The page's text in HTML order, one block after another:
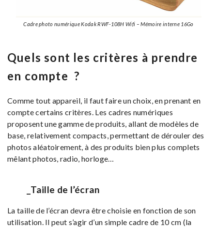
Cadre photo numérique Kodak RWF-108H Wifi – Mémoire interne 16Go
Quels sont les critères à prendre
en compte ?
Comme tout appareil, il faut faire un choix, en prenant en
compte certains critères. Les cadres numériques
proposent une gamme de produits, allant de modèles de
base, relativement compacts, permettant de dérouler des
photos aléatoirement, à des produits bien plus complets
mêlant photos, radio, horloge…
_Taille de l’écran
La taille de l’écran devra être choisie en fonction de son
utilisation. Il peut s’agir d’un simple cadre de 10 cm (la